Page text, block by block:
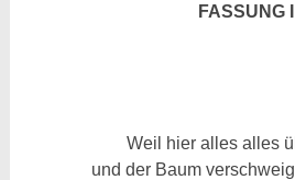
FASSUNG I
Weil hier alles alles
und der Baum